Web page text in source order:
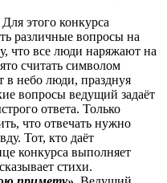
Для этого конкурса
различные вопросы на
что все люди наряжают на
считать символом
в небо люди, празднуя
вопросы ведущий задаёт
ответа. Только
что отвечать нужно
Тот, кто даёт
конкурса выполняет
стихи.